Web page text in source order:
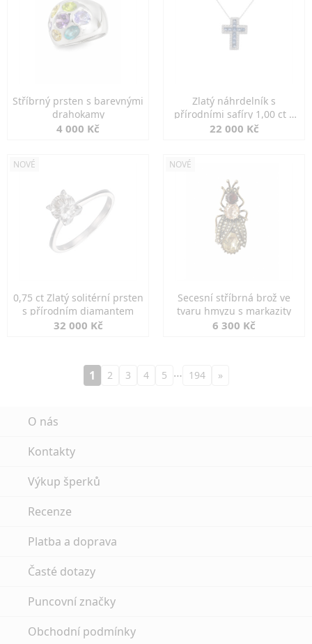
Stříbrný prsten s barevnými
drahokamy
4 000 Kč
Zlatý náhrdelník s
přírodními safíry 1,00 ct a
diamanty
22 000 Kč
NOVÉ
0,75 ct Zlatý solitérní prsten
s přírodním diamantem
32 000 Kč
NOVÉ
Secesní stříbrná brož ve
tvaru hmyzu s markazity
6 300 Kč
1 2 3 4 5 … 194 »
O nás
Kontakty
Výkup šperků
Recenze
Platba a doprava
Časté dotazy
Puncovní značky
Obchodní podmínky